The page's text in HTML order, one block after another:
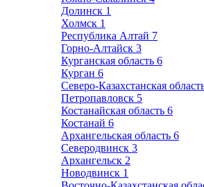
Долинск 1
Холмск 1
Республика Алтай 7
Горно-Алтайск 3
Курганская область 6
Курган 6
Северо-Казахстанская
Петропавловск 5
Костанайская область 6
Костанай 6
Архангельская область 6
Северодвинск 3
Архангельск 2
Новодвинск 1